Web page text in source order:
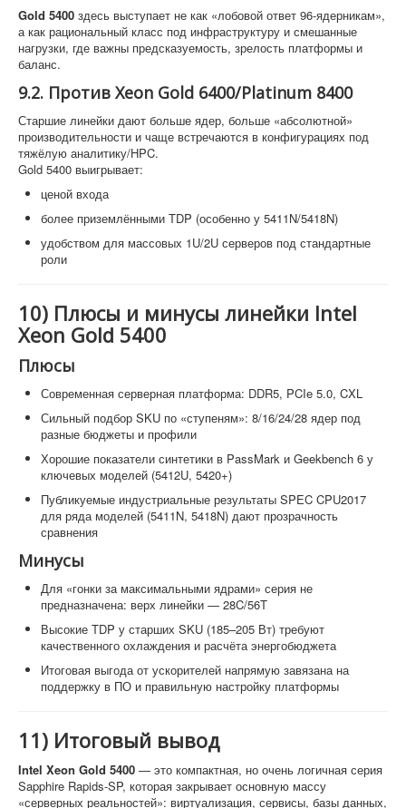
Gold 5400 здесь выступает не как «лобовой ответ 96-ядерникам»,
а как рациональный класс под инфраструктуру и смешанные
нагрузки, где важны предсказуемость, зрелость платформы и
баланс.
9.2. Против Xeon Gold 6400/Platinum 8400
Старшие линейки дают больше ядер, больше «абсолютной»
производительности и чаще встречаются в конфигурациях под
тяжёлую аналитику/HPC.
Gold 5400 выигрывает:
ценой входа
более приземлёнными TDP (особенно у 5411N/5418N)
удобством для массовых 1U/2U серверов под стандартные
роли
10) Плюсы и минусы линейки Intel
Xeon Gold 5400
Плюсы
Современная серверная платформа: DDR5, PCIe 5.0, CXL
Сильный подбор SKU по «ступеням»: 8/16/24/28 ядер под
разные бюджеты и профили
Хорошие показатели синтетики в PassMark и Geekbench 6 у
ключевых моделей (5412U, 5420+)
Публикуемые индустриальные результаты SPEC CPU2017
для ряда моделей (5411N, 5418N) дают прозрачность
сравнения
Минусы
Для «гонки за максимальными ядрами» серия не
предназначена: верх линейки — 28C/56T
Высокие TDP у старших SKU (185–205 Вт) требуют
качественного охлаждения и расчёта энергобюджета
Итоговая выгода от ускорителей напрямую завязана на
поддержку в ПО и правильную настройку платформы
11) Итоговый вывод
Intel Xeon Gold 5400 — это компактная, но очень логичная серия
Sapphire Rapids-SP, которая закрывает основную массу
«серверных реальностей»: виртуализация, сервисы, базы данных,